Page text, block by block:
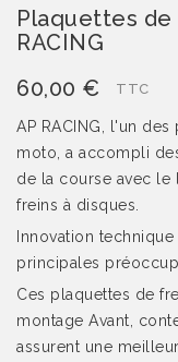
Plaquettes de
RACING
60,00 €
TTC
AP RACING, l'un
moto, a accompli
de la course avec le
freins à disques.
Innovation
principales
Ces plaquettes de
montage Avant,
assurent une